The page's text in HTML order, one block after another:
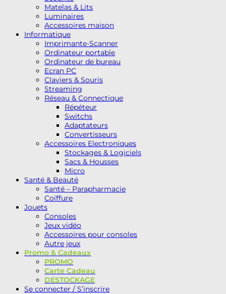
Matelas & Lits
Luminaires
Accessoires maison
Informatique
Imprimante-Scanner
Ordinateur portable
Ordinateur de bureau
Ecran PC
Claviers & Souris
Streaming
Réseau & Connectique
Répéteur
Switchs
Adaptateurs
Convertisseurs
Accessoires Electroniques
Stockages & Logiciels
Sacs & Housses
Micro
Santé & Beauté
Santé – Parapharmacie
Coiffure
Jouets
Consoles
Jeux vidéo
Accessoires pour consoles
Autre jeux
Promo & Cadeaux
PROMO
Carte Cadeau
DESTOCKAGE
Se connecter / S’inscrire